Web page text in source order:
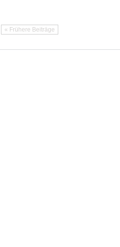
« Frühere Beiträge